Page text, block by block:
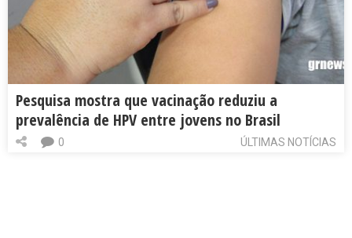
Pesquisa mostra que vacinação reduziu a
prevalência de HPV entre jovens no Brasil
ÚLTIMAS NOTÍCIAS
0